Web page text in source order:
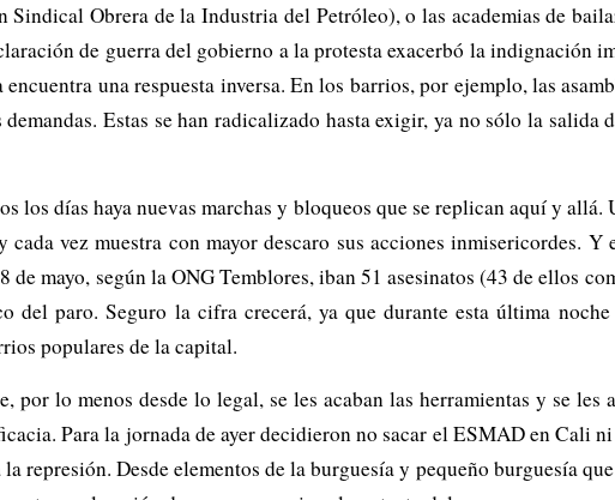
Obrera de la Industria del Petróleo), o las academias de
de guerra del gobierno a la protesta exacerbó la indignación
una respuesta inversa. En los barrios, por ejemplo, las
Estas se han radicalizado hasta exigir, ya no sólo la salida
los días haya nuevas marchas y bloqueos que se replican aquí y allá.
vez muestra con mayor descaro sus acciones inmisericordes. Y
mayo, según la ONG Temblores, iban 51 asesinatos (43 de ellos
paro. Seguro la cifra crecerá, ya que durante esta última noche
populares de la capital.
lo menos desde lo legal, se les acaban las herramientas y se les
Para la jornada de ayer decidieron no sacar el ESMAD en Cali
represión. Desde elementos de la burguesía y pequeño burguesía